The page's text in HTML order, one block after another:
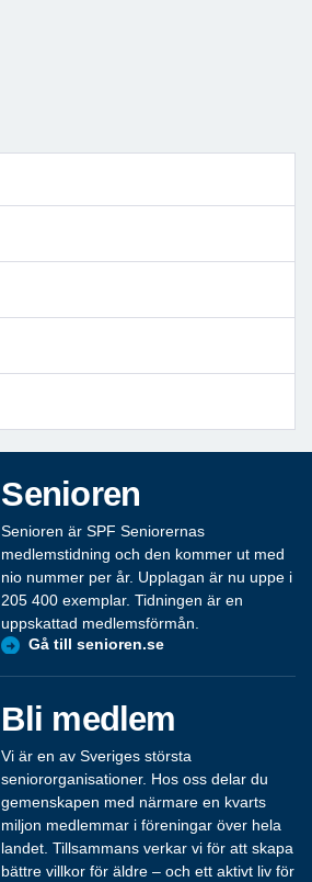
Senioren
Senioren är SPF Seniorernas
medlemstidning och den kommer ut med
nio nummer per år. Upplagan är nu uppe i
205 400 exemplar. Tidningen är en
uppskattad medlemsförmån.
Gå till senioren.se
Bli medlem
Vi är en av Sveriges största
seniororganisationer. Hos oss delar du
gemenskapen med närmare en kvarts
miljon medlemmar i föreningar över hela
landet. Tillsammans verkar vi för att skapa
bättre villkor för äldre – och ett aktivt liv för